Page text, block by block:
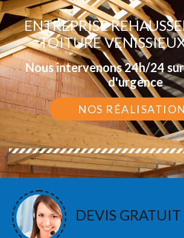
ENTREPRISE
TOITURE
Nous intervenons 24h/24
d'urgence
NOS
DEVIS GRATUIT